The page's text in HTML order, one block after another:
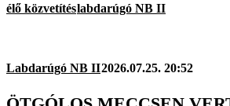
élő közvetítéslabdarúgó NB II
Labdarúgó NB II2026.07.25. 20:52